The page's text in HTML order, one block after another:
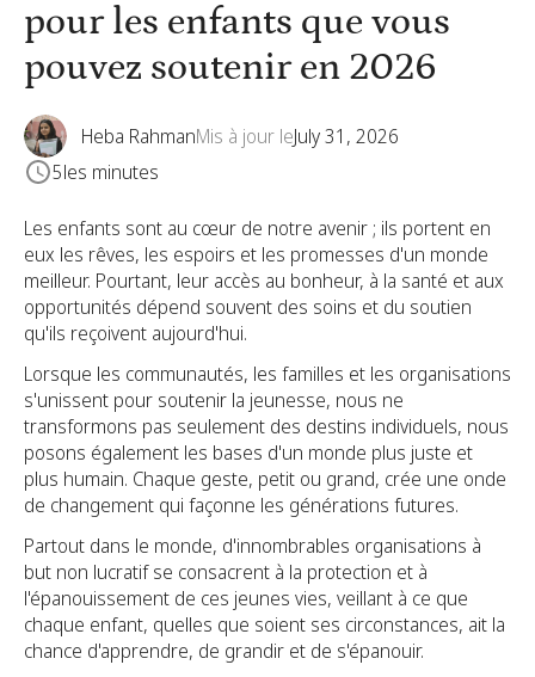
pour les enfants que vous
pouvez soutenir en 2026
Heba RahmanMis à jour leJuly 31, 2026
5les minutes
Les enfants sont au cœur de notre avenir ; ils portent en
eux les rêves, les espoirs et les promesses d'un monde
meilleur. Pourtant, leur accès au bonheur, à la santé et aux
opportunités dépend souvent des soins et du soutien
qu'ils reçoivent aujourd'hui.
Lorsque les communautés, les familles et les organisations
s'unissent pour soutenir la jeunesse, nous ne
transformons pas seulement des destins individuels, nous
posons également les bases d'un monde plus juste et
plus humain. Chaque geste, petit ou grand, crée une onde
de changement qui façonne les générations futures.
Partout dans le monde, d'innombrables organisations à
but non lucratif se consacrent à la protection et à
l'épanouissement de ces jeunes vies, veillant à ce que
chaque enfant, quelles que soient ses circonstances, ait la
chance d'apprendre, de grandir et de s'épanouir.